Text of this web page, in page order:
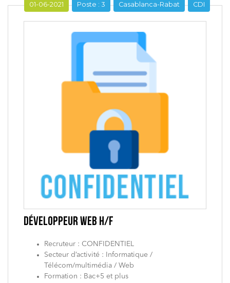
DÉVELOPPEUR WEB H/F
Recruteur : CONFIDENTIEL
Secteur d’activité : Informatique /
Télécom/multimédia / Web
Formation : Bac+5 et plus
CDI
Casablanca-Rabat
Poste : 3
01-06-2021